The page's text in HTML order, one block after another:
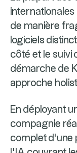
de manière
logiciels
côté et le suivi
démarche de
approche
En déployant
compagnie
complet d’une